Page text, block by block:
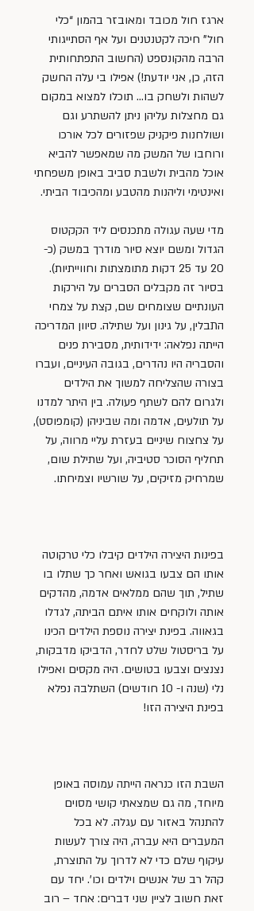
ארגז חול מכובד ומאובזר בהמון “כלי
חול” חיכה לקטנטנים ועל אף הסתייגותי
הרבה מהקונספט (החשוב התפתחותית
הזה, כן, אני יודעת!) אפילו בי עלה החשק
לשהות ולשחק בו… תוכלו למצוא במקום
גם מחצלות עליהן ניתן להשתרע וגם
ושולחנות פיקניק שפזורים לכל אורכו
ורוחבו של המשק מה שמאפשר להביא
אוכל מהבית ולשבת סביב באופן משפחתי
ואינטימי וליהנות מהטבע ומהכיבוד הביתי.
מדי שעה עגולה מתכנסים ליד הקקטוס
הגדול ומשם יוצא סיור מודרך במשק (כ-
20 עד 25 דקות מתומצתות וחווייתיות).
בסיור זה מקבלים הסברים על הירקות
העונתיים שצומחים שם, קצת על צמחי
התבלין, על גינון ועל שתילה. סיוון המדריכה
הייתה נפלאה: ידידותית, מסבירת פנים
והסבריה היו נהדרים, בגובה העיניים, ועברו
בצורה שהצליחה למשוך את הילדים
ולגרום להם לשתף פעולה. בין היתר למדנו
על תולעים, אדמה ומה שביניהן (קומפוסט),
על צחצוח שיניים בעזרת עליי מרווה, על
תחליף הסוכר סטיביה, ועל שתילת שום,
שמרחיק מזיקים, על שורשיו וצמיחתו.
בפינות היצירה הילדים קיבלו כלי טרקוטה
אותו הם צבעו בגואש ואחר כך שתלו בו
שתיל, תוך שהם ממלאים אדמה, מהדקים
אותה ולוקחים אותו איתם הביתה, לגדלו
בגאווה. בפינת יצירה נוספת הילדים הכינו
על בריסטול שלט לחדר, הדביקו מדבקות,
נצנצים וצבעו בטושים. היה מקסים ואפילו
נלי (שנה ו- 10 חודשים) השתלבה נפלא
בפינת היצירה הזו!
השבת הזו כנראה הייתה עמוסה באופן
מיוחד, מה גם שמצאתי קושי מסוים
להתנהל באזור עם עגלה. לא בכל
המעברים היא עברה, היה צורך לעשות
עיקוף שלם כדי לא לדרוך על התוצרת,
קהל רב של אנשים וילדים וכו’. יחד עם
זאת חשוב לציין שני דברים: אחד – רוב